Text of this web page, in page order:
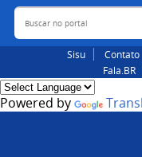
Buscar no portal
Sisu Contato
Fala.BR
Powered by